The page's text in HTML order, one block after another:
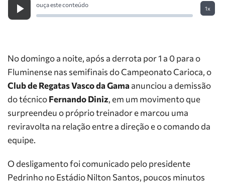
ouça este conteúdo
1x
No domingo a noite, após a derrota por 1 a 0 para o
Fluminense nas semifinais do Campeonato Carioca, o
Club de Regatas Vasco da Gama anunciou a demissão
do técnicoFernando Diniz, em um movimento que
surpreendeu o próprio treinador e marcou uma
reviravolta na relação entre a direção e o comando da
equipe.
O desligamento foi comunicado pelo presidente
Pedrinho no Estádio Nilton Santos, poucos minutos